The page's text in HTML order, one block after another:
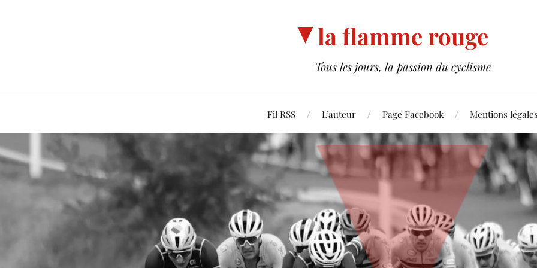
la flamme rouge
Tous les jours, la passion du cyclisme
Fil RSS L’auteur Page Facebook Mentions